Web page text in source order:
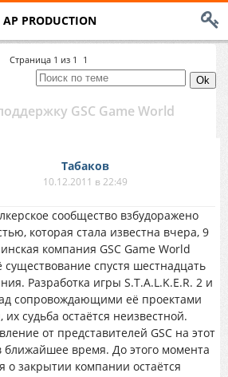
AP PRODUCTION
Страница 1 из 1 1
GSC Game World
Табаков
10.12.2011 в 22:49
сообщество взбудоражено
которая стала известна вчера, 9
компания GSC Game World
существование спустя шестнадцать
Разработка игры S.T.A.L.K.E.R. 2 и
сопровождающими её проектами
судьба остаётся неизвестной.
от представителей GSC на этот
ближайшее время. До этого момента
о закрытии компании остаётся